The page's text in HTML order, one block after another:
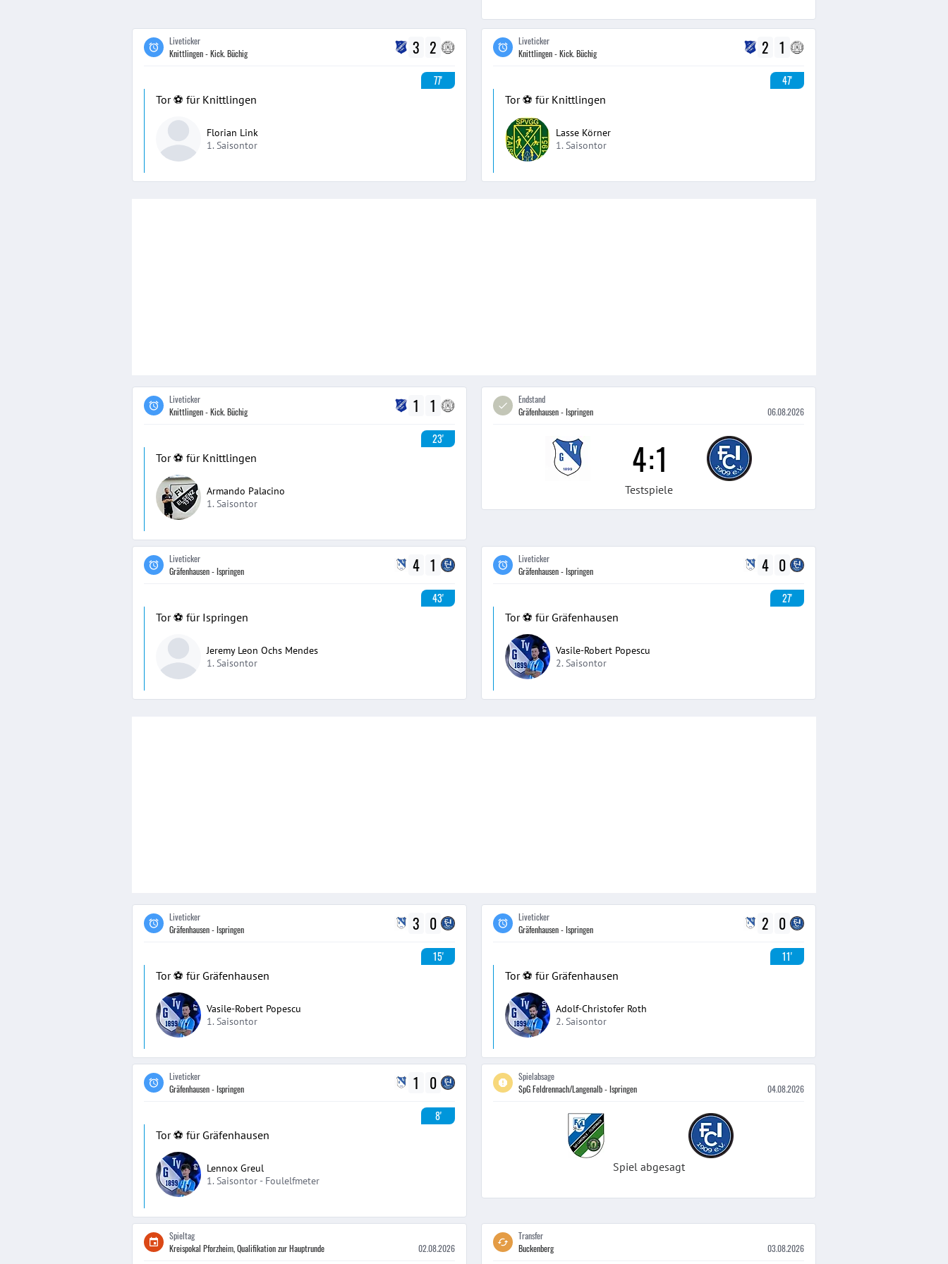
Liveticker
Knittlingen - Kick. Büchig
3 2
77'
Tor ⚽️ für Knittlingen
Florian Link
1. Saisontor
Liveticker
Knittlingen - Kick. Büchig
2 1
47'
Tor ⚽️ für Knittlingen
Lasse Körner
1. Saisontor
Liveticker
Knittlingen - Kick. Büchig
1 1
23'
Tor ⚽️ für Knittlingen
Armando Palacino
1. Saisontor
Endstand
Gräfenhausen - Ispringen
06.08.2026
4:1
Testspiele
Liveticker
Gräfenhausen - Ispringen
4 1
43'
Tor ⚽️ für Ispringen
Jeremy Leon Ochs Mendes
1. Saisontor
Liveticker
Gräfenhausen - Ispringen
4 0
27'
Tor ⚽️ für Gräfenhausen
Vasile-Robert Popescu
2. Saisontor
Liveticker
Gräfenhausen - Ispringen
3 0
15'
Tor ⚽️ für Gräfenhausen
Vasile-Robert Popescu
1. Saisontor
Liveticker
Gräfenhausen - Ispringen
2 0
11'
Tor ⚽️ für Gräfenhausen
Adolf-Christofer Roth
2. Saisontor
Liveticker
Gräfenhausen - Ispringen
1 0
8'
Tor ⚽️ für Gräfenhausen
Lennox Greul
1. Saisontor - Foulelfmeter
Spielabsage
SpG Feldrennach/Langenalb - Ispringen
04.08.2026
Spiel abgesagt
Spieltag
Kreispokal Pforzheim, Qualifikation zur Hauptrunde
02.08.2026
Transfer
Buckenberg
03.08.2026